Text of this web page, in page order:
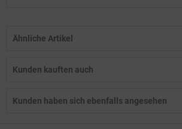
Ähnliche Artikel
Kunden kauften auch
Kunden haben sich ebenfalls angesehen